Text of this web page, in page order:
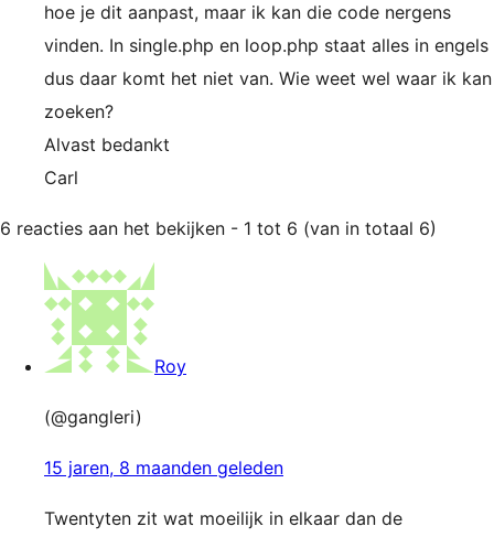
hoe je dit aanpast, maar ik kan die code nergens
vinden. In single.php en loop.php staat alles in engels
dus daar komt het niet van. Wie weet wel waar ik kan
zoeken?
Alvast bedankt
Carl
6 reacties aan het bekijken - 1 tot 6 (van in totaal 6)
Roy
(@gangleri)
15 jaren, 8 maanden geleden
Twentyten zit wat moeilijk in elkaar dan de